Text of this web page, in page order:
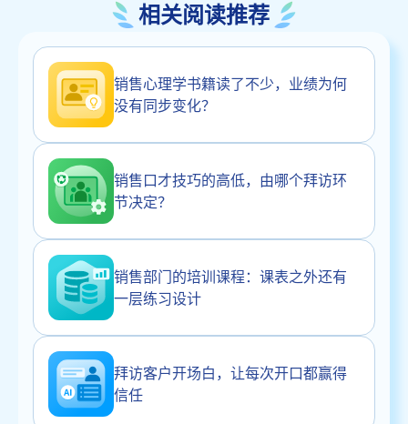
相关阅读推荐
销售心理学书籍读了不少，业绩为何
没有同步变化？
销售口才技巧的高低，由哪个拜访环
节决定？
销售部门的培训课程：课表之外还有
一层练习设计
拜访客户开场白，让每次开口都赢得
信任